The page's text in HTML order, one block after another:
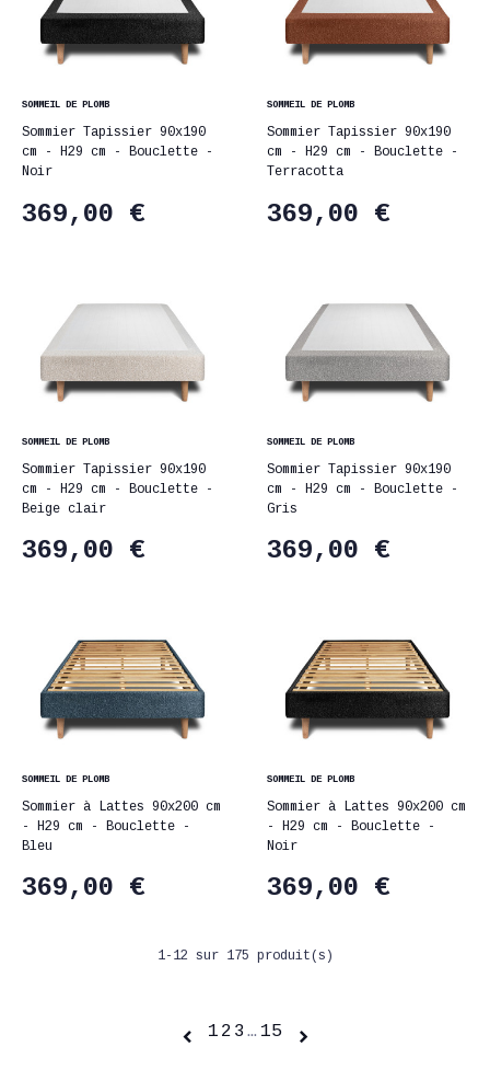
SOMMEIL DE PLOMB
Sommier Tapissier 90x190
cm - H29 cm - Bouclette -
Noir
369,00 €
SOMMEIL DE PLOMB
Sommier Tapissier 90x190
cm - H29 cm - Bouclette -
Terracotta
369,00 €
SOMMEIL DE PLOMB
Sommier Tapissier 90x190
cm - H29 cm - Bouclette -
Beige clair
369,00 €
SOMMEIL DE PLOMB
Sommier Tapissier 90x190
cm - H29 cm - Bouclette -
Gris
369,00 €
SOMMEIL DE PLOMB
Sommier à Lattes 90x200 cm
- H29 cm - Bouclette -
Bleu
369,00 €
SOMMEIL DE PLOMB
Sommier à Lattes 90x200 cm
- H29 cm - Bouclette -
Noir
369,00 €
1-12 sur 175 produit(s)
 1 2 3 … 15 